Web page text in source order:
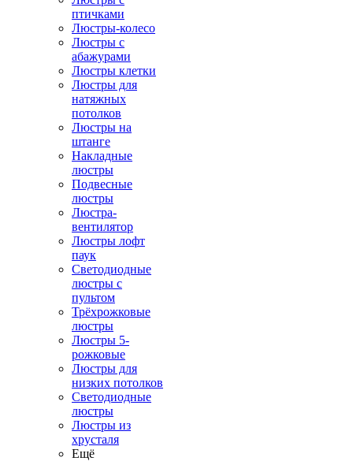
птичками
Люстры-колесо
Люстры с
абажурами
Люстры клетки
Люстры для
натяжных
потолков
Люстры на
штанге
Накладные
люстры
Подвесные
люстры
Люстра-
вентилятор
Люстры лофт
паук
Светодиодные
люстры с
пультом
Трёхрожковые
люстры
Люстры 5-
рожковые
Люстры для
низких потолков
Cветодиодные
люстры
Люстры из
хрусталя
Ещё